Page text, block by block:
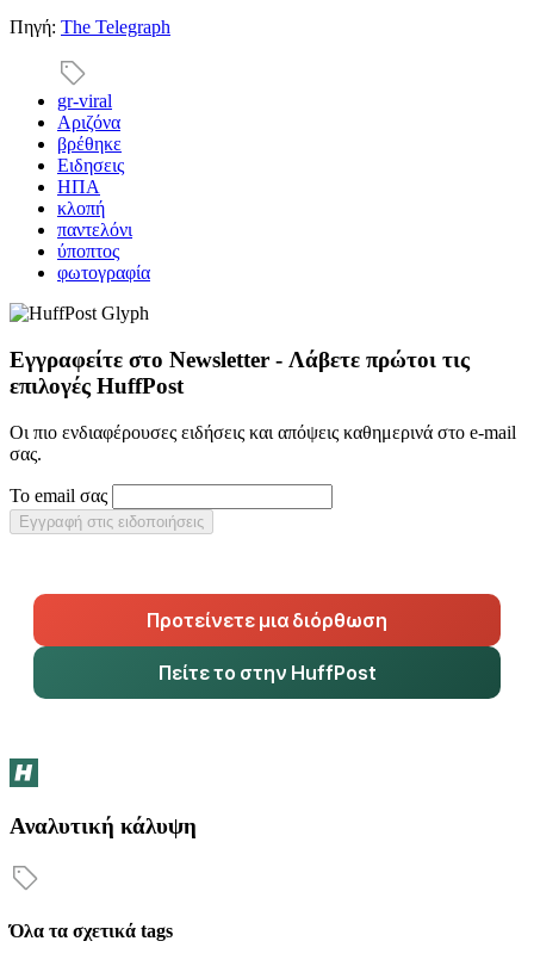
Πηγή: The Telegraph
gr-viral
Αριζόνα
βρέθηκε
Ειδησεις
ΗΠΑ
κλοπή
παντελόνι
ύποπτος
φωτογραφία
Εγγραφείτε στο Newsletter - Λάβετε πρώτοι τις
επιλογές HuffPost
Οι πιο ενδιαφέρουσες ειδήσεις και απόψεις καθημερινά στο e-mail
σας.
Το email σας
Εγγραφή στις ειδοποιήσεις
Προτείνετε μια διόρθωση
Πείτε το στην HuffPost
Αναλυτική κάλυψη
Όλα τα σχετικά tags